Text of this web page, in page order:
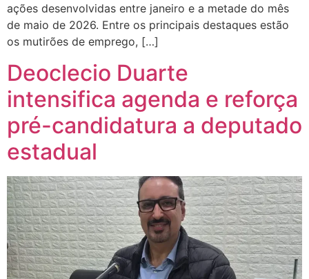
ações desenvolvidas entre janeiro e a metade do mês
de maio de 2026. Entre os principais destaques estão
os mutirões de emprego, […]
Deoclecio Duarte
intensifica agenda e reforça
pré-candidatura a deputado
estadual